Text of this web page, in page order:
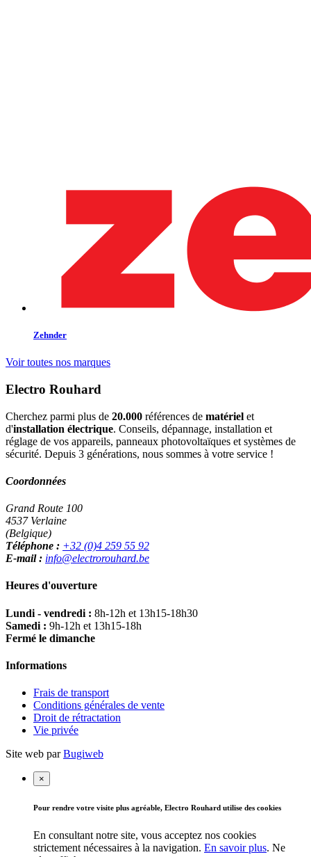
Zehnder
Voir toutes nos marques
Electro Rouhard
Cherchez parmi plus de 20.000 références de matériel et
d'installation électrique. Conseils, dépannage, installation et
réglage de vos appareils, panneaux photovoltaïques et systèmes de
sécurité. Depuis 3 générations, nous sommes à votre service !
Coordonnées
Grand Route 100
4537 Verlaine
(Belgique)
Téléphone : +32 (0)4 259 55 92
E-mail : info@electrorouhard.be
Heures d'ouverture
Lundi - vendredi : 8h-12h et 13h15-18h30
Samedi : 9h-12h et 13h15-18h
Fermé le dimanche
Informations
Frais de transport
Conditions générales de vente
Droit de rétractation
Vie privée
Site web parBugiweb
×
Pour rendre votre visite plus agréable, Electro Rouhard utilise des cookies
En consultant notre site, vous acceptez nos cookies
strictement nécessaires à la navigation. En savoir plus. Ne